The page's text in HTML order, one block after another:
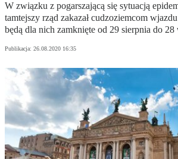
W związku z pogarszającą się sytuacją
tamtejszy rząd zakazał cudzoziemcom
będą dla nich zamknięte od 29 sierpnia do 28
Publikacja: 26.08.2020 16:35